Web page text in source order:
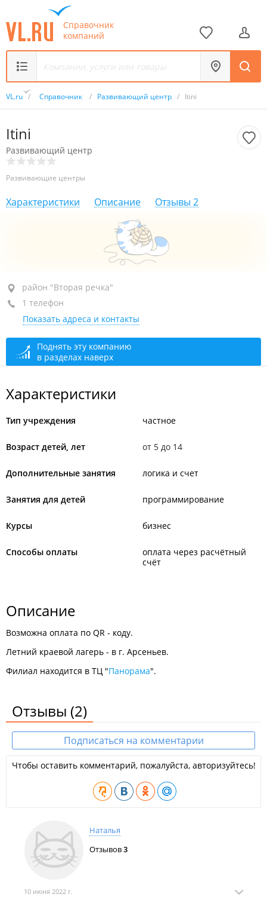
Справочник
компаний
VL.ru / Справочник / Развивающий центр / Itini
Itini
Развивающий центр
Развивающие центры
Характеристики Описание Отзывы 2
район "Вторая речка", ул. Русская, 46Б
ТЦ "Панорама", 2-й этаж
+7 914 065-70-60
По предварительной записи
район "Вторая речка"
1 телефон
Показать адреса и контакты
Поднять эту компанию
в разделах наверх
Характеристики
Тип учреждения частное
Возраст детей, лет от 5 до 14
Дополнительные занятия логика и счет
Занятия для детей программирование
Курсы бизнес
Способы оплаты
оплата через расчётный
счёт
Описание
Возможна оплата по QR - коду.
Летний краевой лагерь - в г. Арсеньев.
Филиал находится в ТЦ "Панорама".
Отзывы (2)
Подписаться на комментарии
Чтобы оставить комментарий, пожалуйста, авторизуйтесь!
Наталья
Отзывов3
10 июня 2022 г.